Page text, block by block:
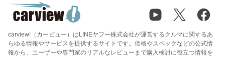
carview!（カービュー）はLINEヤフー株式会社が運営するクルマに関するあ
らゆる情報やサービスを提供するサイトです。価格やスペックなどの公式情
報から、ユーザーや専門家のリアルなレビューまで購入検討に役立つ情報を